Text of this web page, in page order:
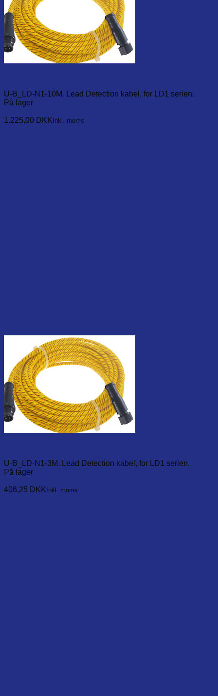
U-B_LD-N1-10M. Lead Detection kabel, for LD1 serien.
På lager
1.225,00 DKK Inkl. moms
U-B_LD-N1-3M. Lead Detection kabel, for LD1 serien.
På lager
406,25 DKK Inkl. moms